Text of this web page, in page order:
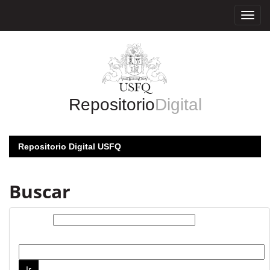
RepositorioDigital
Repositorio Digital USFQ
Buscar